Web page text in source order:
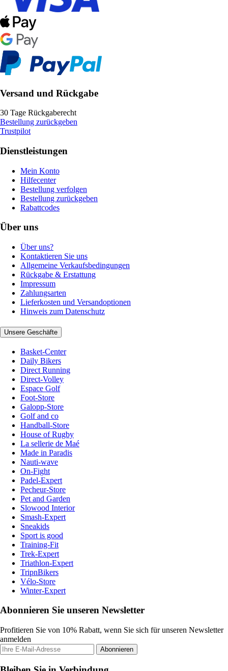
Versand und Rückgabe
30 Tage Rückgaberecht
Bestellung zurückgeben
Trustpilot
Dienstleistungen
Mein Konto
Hilfecenter
Bestellung verfolgen
Bestellung zurückgeben
Rabattcodes
Über uns
Über uns?
Kontaktieren Sie uns
Allgemeine Verkaufsbedingungen
Rückgabe & Erstattung
Impressum
Zahlungsarten
Lieferkosten und Versandoptionen
Hinweis zum Datenschutz
Unsere Geschäfte
Basket-Center
Daily Bikers
Direct Running
Direct-Volley
Espace Golf
Foot-Store
Galopp-Store
Golf and co
Handball-Store
House of Rugby
La sellerie de Maé
Made in Paradis
Nauti-wave
On-Fight
Padel-Expert
Pecheur-Store
Pet and Garden
Slowood Interior
Smash-Expert
Sneakids
Sport is good
Training-Fit
Trek-Expert
Triathlon-Expert
TripnBikers
Vélo-Store
Winter-Expert
Abonnieren Sie unseren Newsletter
Profitieren Sie von 10% Rabatt, wenn Sie sich für unseren Newsletter
anmelden
Abonnieren